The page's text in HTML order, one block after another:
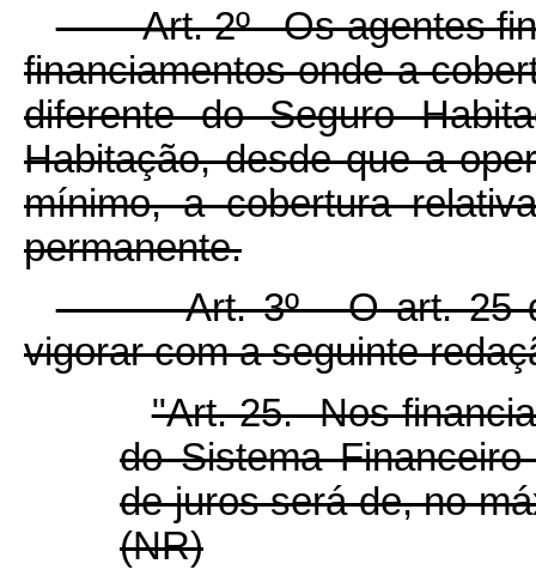
Art. 2º Os agentes
financiamentos onde a
diferente do Seguro
Habitação, desde que a
mínimo, a cobertura
permanente.
Art. 3º O art. 25 da
vigorar com a seguinte
"Art. 25. Nos
do Sistema
de juros será de, no
(NR)